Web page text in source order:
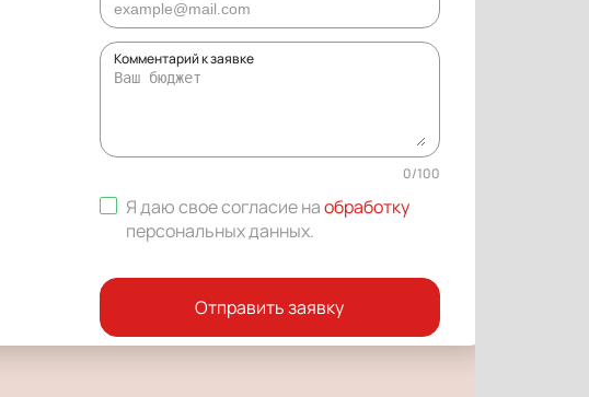
Комментарий к заявке
0/100
Я даю свое согласие наобработку
персональных данных.
Отправить заявку